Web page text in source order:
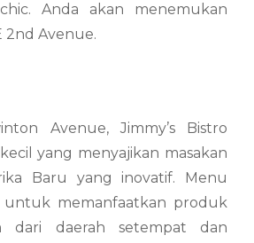
Anda akan menemukan
2nd Avenue.
Avenue, Jimmy’s Bistro
yang menyajikan masakan
Baru yang inovatif. Menu
untuk memanfaatkan produk
dari daerah setempat dan